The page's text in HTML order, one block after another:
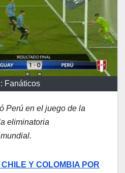
Fanáticos
Perú en el juego de la
eliminatoria
CHILE Y COLOMBIA POR